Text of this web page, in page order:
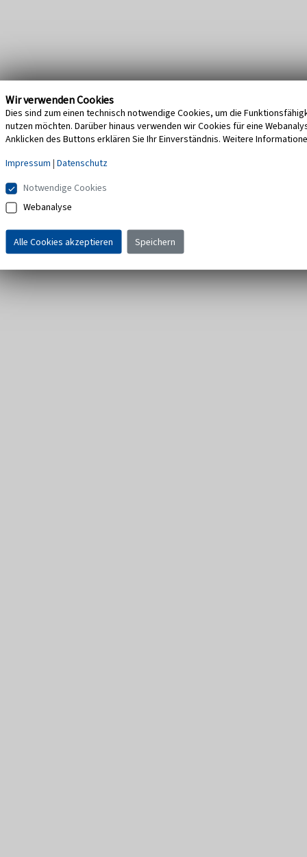
Wir verwenden Cookies
Dies sind zum einen technisch notwendige Cookies, um die
nutzen möchten. Darüber hinaus verwenden wir Cookies für eine
Anklicken des Buttons erklären Sie Ihr Einverständnis. Weitere
Impressum | Datenschutz
Notwendige Cookies
Webanalyse
Alle Cookies akzeptieren Speichern